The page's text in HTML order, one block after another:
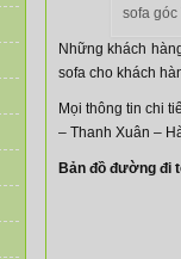
sofa góc
Những khách
sofa cho khách
Mọi thông tin chi
– Thanh Xuân –
Bản đồ đường đi